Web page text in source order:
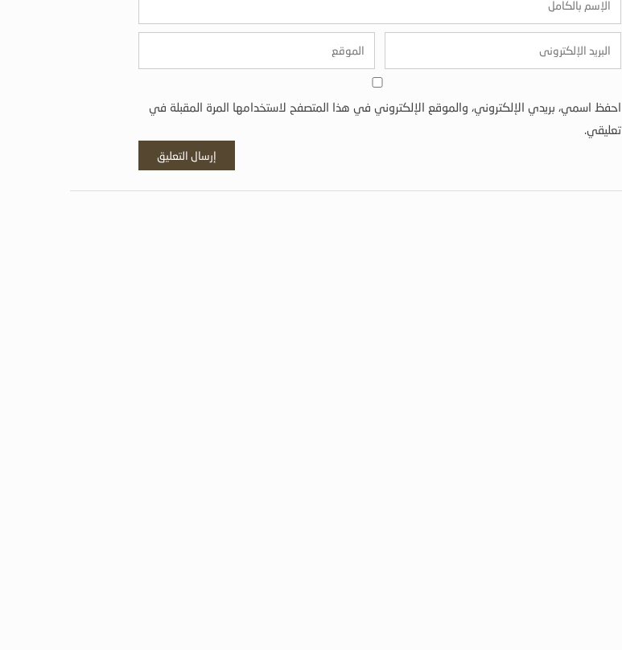
احفظ اسمي، بريدي الإلكتروني، والموقع الإلكتروني في هذا المتصفح لاستخدامها المرة المقبلة في
تعليقي.